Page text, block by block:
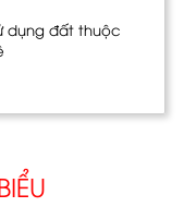
dụng đất thuộc